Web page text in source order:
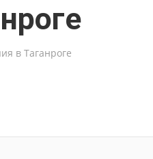
в Таганроге